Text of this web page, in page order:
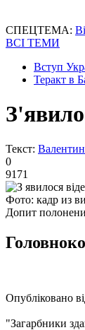
СПЕЦТЕМА:
ВСІ ТЕМИ
Вступ
Теракт в
Текст:
0
9171
Фото: кадр из
Допит
Опубліковано
"Загарбники